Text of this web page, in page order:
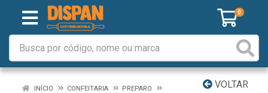
0
VOLTAR
INÍCIO CONFEITARIA
PREPARO